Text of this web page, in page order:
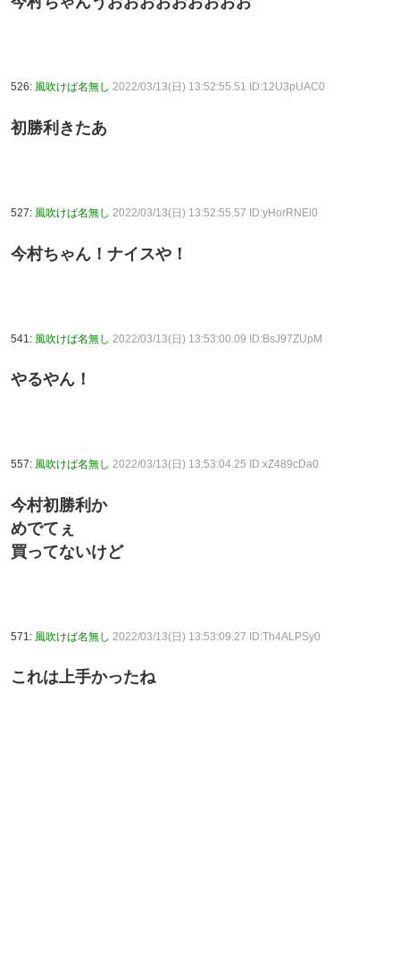
526: 風吹けば名無し 2022/03/13(日) 13:52:55.51 ID:12U3pUAC0
初勝利きたあ
527: 風吹けば名無し 2022/03/13(日) 13:52:55.57 ID:yHorRNEi0
今村ちゃん！ナイスや！
541: 風吹けば名無し 2022/03/13(日) 13:53:00.09 ID:BsJ97ZUpM
やるやん！
557: 風吹けば名無し 2022/03/13(日) 13:53:04.25 ID:xZ489cDa0
今村初勝利か
めでてぇ
買ってないけど
571: 風吹けば名無し 2022/03/13(日) 13:53:09.27 ID:Th4ALPSy0
これは上手かったね